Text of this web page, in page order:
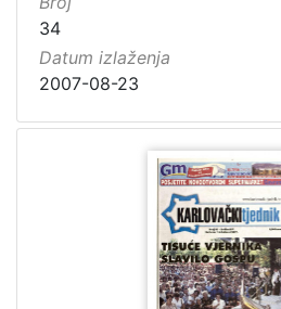
34
Datum izlaženja
2007-08-23